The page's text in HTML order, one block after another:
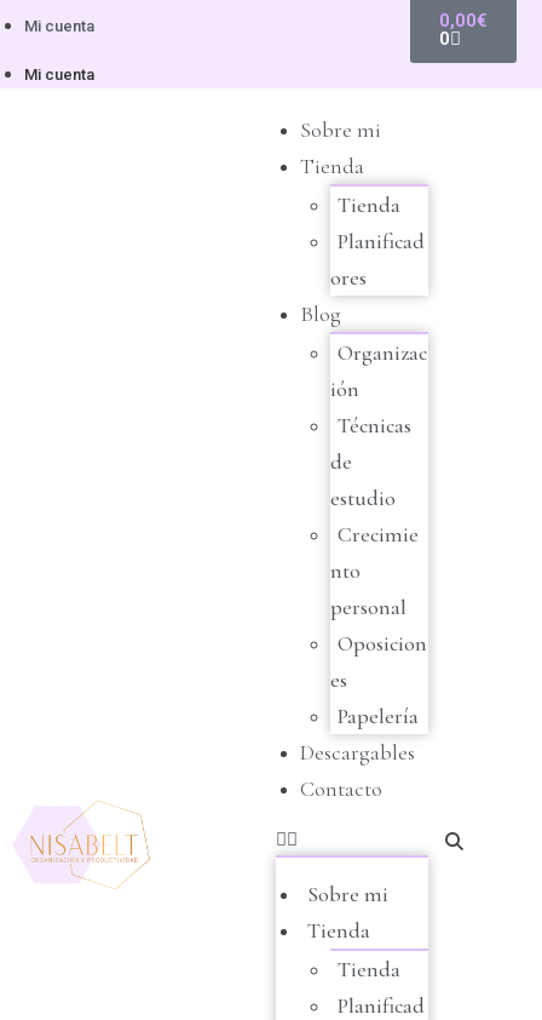
Mi cuenta
Mi cuenta
0,00€
0
Sobre mi
Tienda
Tienda
Planificad
ores
Blog
Organizac
ión
Técnicas
de
estudio
Crecimie
nto
personal
Oposicion
es
Papelería
Descargables
Contacto
Sobre mi
Tienda
Tienda
Planificad